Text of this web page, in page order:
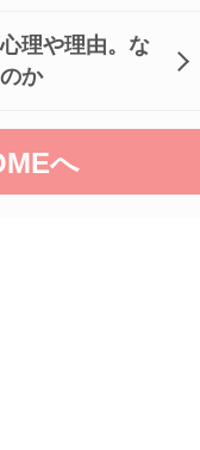
理や理由。な
か
へ